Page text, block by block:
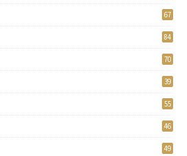
67
84
70
39
55
46
49